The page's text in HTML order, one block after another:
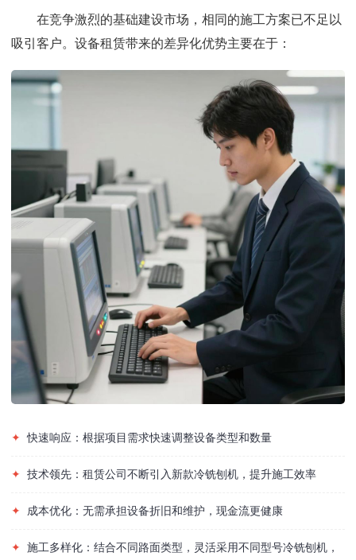
在竞争激烈的基础建设市场，相同的施工方案已不足以
吸引客户。设备租赁带来的差异化优势主要在于：
✦ 快速响应：根据项目需求快速调整设备类型和数量
✦ 技术领先：租赁公司不断引入新款冷铣刨机，提升施工效率
✦ 成本优化：无需承担设备折旧和维护，现金流更健康
✦ 施工多样化：结合不同路面类型，灵活采用不同型号冷铣刨机，